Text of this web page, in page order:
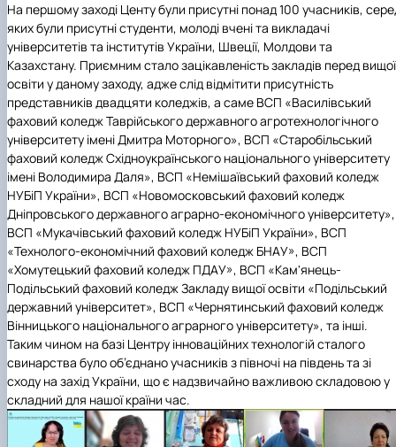
На першому заході Центу були присутні понад 100 учасників,
яких були присутні студенти, молоді вчені та викладачі
університетів та інститутів України, Швеції, Молдови та
Казахстану. Приємним стало зацікавленість закладів перед вищої
освіти у даному заходу, адже слід відмітити присутність
представників двадцяти коледжів, а саме ВСП «Василівський
фаховий коледж Таврійського державного агротехнологічного
університету імені Дмитра Моторного», ВСП «Старобільський
фаховий коледж Східноукраїнського національного університету
імені Володимира Даля», ВСП «Немішаївський фаховий коледж
НУБіП України», ВСП «Новомосковський фаховий коледж
Дніпровського державного аграрно-економічного університету»,
ВСП «Мукачівський фаховий коледж НУБіП України», ВСП
«Технолого-економічний фаховий коледж БНАУ», ВСП
«Хомутецький фаховий коледж ПДАУ», ВСП «Кам'янець-
Подільський фаховий коледж Закладу вищої освіти «Подільський
державний університет», ВСП «Чернятинський фаховий коледж
Вінницького національного аграрного університету», та інші.
Таким чином на базі Центру інноваційних технологій сталого
свинарства було об’єднано учасників з півночі на південь та зі
сходу на захід України, що є надзвичайно важливою складовою у
складний для нашої країни час.